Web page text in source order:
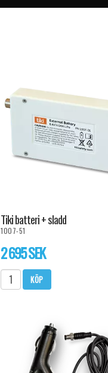
Tiki batteri + sladd
1007-51
2 695 SEK
KÖP